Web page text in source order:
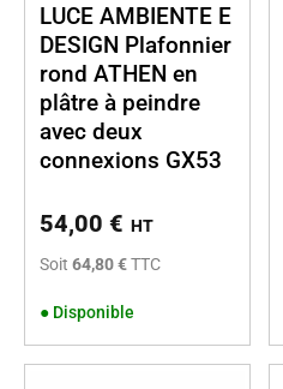
LUCE AMBIENTE E
DESIGN Plafonnier
rond ATHEN en
plâtre à peindre
avec deux
connexions GX53
54,00 € HT
Soit 64,80 €TTC
● Disponible